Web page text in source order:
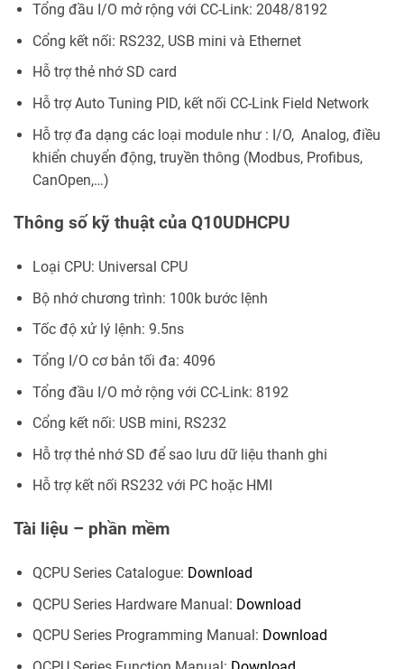
Tổng đầu I/O mở rộng với CC-Link: 2048/8192
Cổng kết nối: RS232, USB mini và Ethernet
Hỗ trợ thẻ nhớ SD card
Hỗ trợ Auto Tuning PID, kết nối CC-Link Field Network
Hỗ trợ đa dạng các loại module như : I/O, Analog, điều
khiển chuyển động, truyền thông (Modbus, Profibus,
CanOpen,…)
Thông số kỹ thuật của Q10UDHCPU
Loại CPU: Universal CPU
Bộ nhớ chương trình: 100k bước lệnh
Tốc độ xử lý lệnh: 9.5ns
Tổng I/O cơ bản tối đa: 4096
Tổng đầu I/O mở rộng với CC-Link: 8192
Cổng kết nối: USB mini, RS232
Hỗ trợ thẻ nhớ SD để sao lưu dữ liệu thanh ghi
Hỗ trợ kết nối RS232 với PC hoặc HMI
Tài liệu – phần mềm
QCPU Series Catalogue: Download
QCPU Series Hardware Manual: Download
QCPU Series Programming Manual: Download